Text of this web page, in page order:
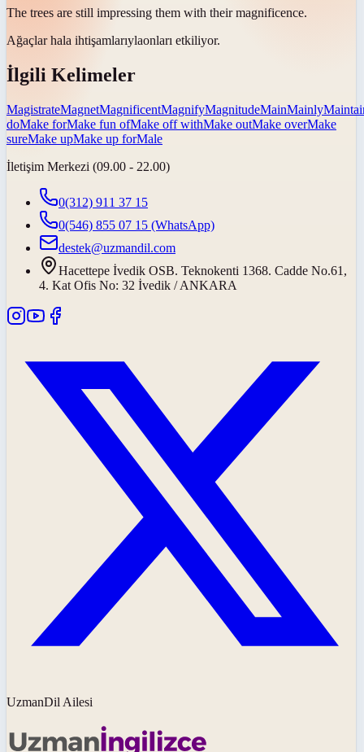
The trees are still impressing them with their magnificence.
Ağaçlar hala ihtişamlarıylaonları etkiliyor.
İlgili Kelimeler
MagistrateMagnetMagnificentMagnifyMagnitudeMainMainly
doMake forMake fun ofMake off withMake outMake overMake
sureMake upMake up forMale
İletişim Merkezi (09.00 - 22.00)
0(312) 911 37 15
0(546) 855 07 15 (WhatsApp)
destek@uzmandil.com
Hacettepe İvedik OSB. Teknokenti 1368. Cadde No.61,
4. Kat Ofis No: 32 İvedik / ANKARA
UzmanDil Ailesi